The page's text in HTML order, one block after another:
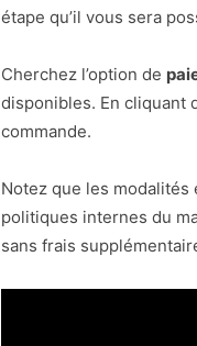
étape qu’il vous sera
Cherchez l’option de
disponibles. En cliquant
commande.
Notez que les
politiques internes du
sans frais